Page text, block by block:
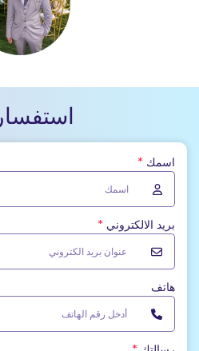
اسمك *
بريد الالكتروني *
هاتف